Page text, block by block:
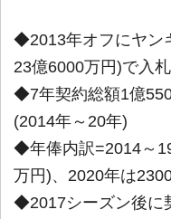
◆2013年オフにヤン
23億6000万円)で入札
◆7年契約総額1億
(2014年～20年)
◆年俸内訳=2014～
万円)、2020年は
◆2017シーズン後に